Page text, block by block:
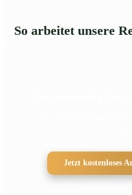
So arbeitet unsere
Jetzt kostenloses